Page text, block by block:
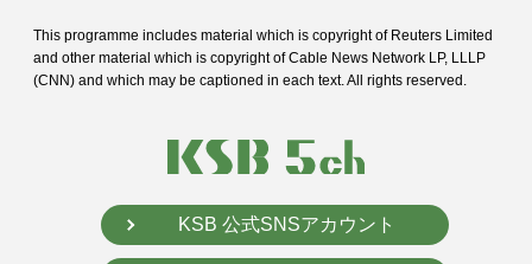
This programme includes material which is copyright of Reuters Limited
and other material which is copyright of Cable News Network LP, LLLP
(CNN) and which may be captioned in each text. All rights reserved.
KSB 公式SNSアカウント